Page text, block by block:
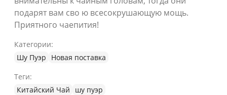
подарят вам сво ю всесокрушающую мощь.
Приятного чаепития!
Категории:
Шу Пуэр
Новая поставка
Теги:
Китайский Чай
шу пуэр